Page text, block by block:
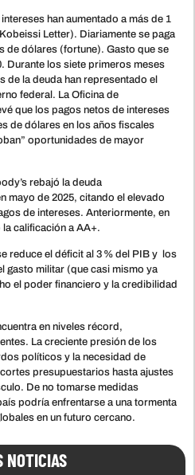
intereses han aumentado a más de 1
Letter). Diariamente se paga
de dólares (fortune). Gasto que se
Durante los siete primeros meses
de la deuda han representado el
federal. La Oficina de
que los pagos netos de intereses
de dólares en los años fiscales
oportunidades de mayor
rebajó la deuda
mayo de 2025, citando el elevado
de intereses. Anteriormente, en
calificación a AA+.
reduce el déficit al 3 % del PIB y los
gasto militar (que casi mismo ya
el poder financiero y la credibilidad
en niveles récord,
La creciente presión de los
políticos y la necesidad de
presupuestarios hasta ajustes
De no tomarse medidas
podría enfrentarse a una tormenta
en un futuro cercano.
NOTICIAS